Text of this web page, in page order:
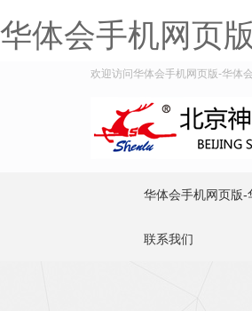
华体会手机网页版
欢迎访问华体会手机网页版-华体
华体会手机网页版-
联系我们